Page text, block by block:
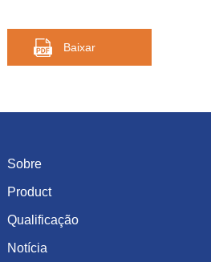
Baixar
Sobre
Introdução
História
Cultura
Product
capacitância
resistência
Qualificação
Certificado de honra
Notícia